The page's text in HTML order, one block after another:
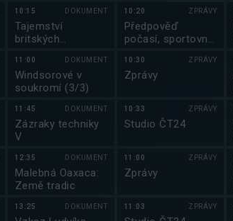
10:15 DOKUMENT
Tajemství
britských
paláců (1/8)
11:00 DOKUMENT
Windsorové v
soukromí (3/3)
11:45 DOKUMENT
Zázraky techniky
V
12:35 DOKUMENT
Malebná Oaxaca:
Země tradic
13:25 DOKUMENT
10:20 ZPRÁVY
Předpověď
počasí, sportovní
10:30 ZPRÁVY
Zprávy
10:33 ZPRÁVY
Studio ČT24
11:00 ZPRÁVY
Zprávy
11:03 ZPRÁVY